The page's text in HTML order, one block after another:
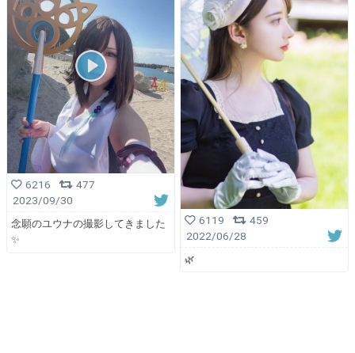
6216
477
2023/09/30
念願のユウナの撮影してきました
✨
6119
459
2022/06/28
🌿